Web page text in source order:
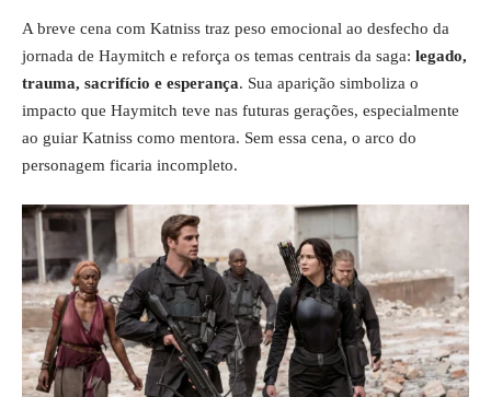
A breve cena com Katniss traz peso emocional ao desfecho da
jornada de Haymitch e reforça os temas centrais da saga: legado,
trauma, sacrifício e esperança. Sua aparição simboliza o
impacto que Haymitch teve nas futuras gerações, especialmente
ao guiar Katniss como mentora. Sem essa cena, o arco do
personagem ficaria incompleto.